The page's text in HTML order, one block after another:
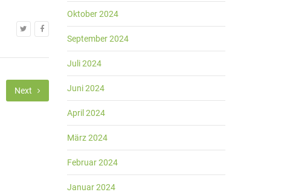
Next
Oktober 2024
September 2024
Juli 2024
Juni 2024
April 2024
März 2024
Februar 2024
Januar 2024